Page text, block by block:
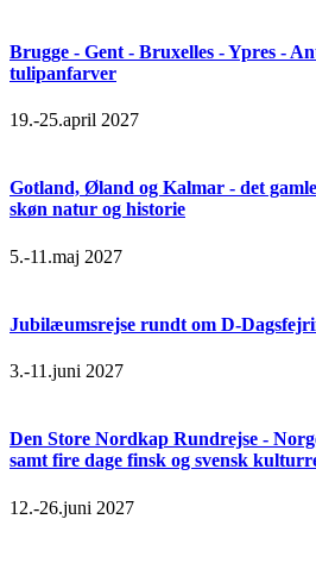
Brugge - Gent - Bruxelles - Ypres -
tulipanfarver
19.-25.april 2027
Gotland, Øland og Kalmar - det
skøn natur og historie
5.-11.maj 2027
Jubilæumsrejse rundt om D-
3.-11.juni 2027
Den Store Nordkap Rundrejse -
samt fire dage finsk og svensk
12.-26.juni 2027